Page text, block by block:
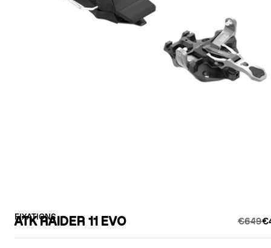
FIXATIONS
ATK RAIDER 11 EVO €649